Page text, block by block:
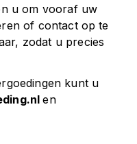
u om vooraf uw
of contact op te
zodat u precies
kunt u
en